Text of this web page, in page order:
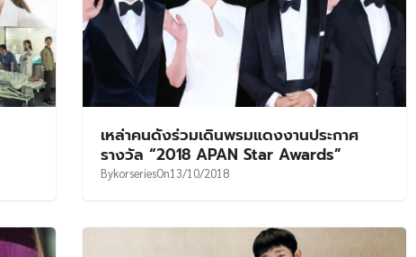
เหล่าคนดังร่วมเดินพรมแดงงานประกาศ
รางวัล “2018 APAN Star Awards”
BykorseriesOn13/10/2018